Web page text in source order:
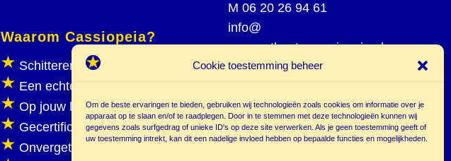
Cookie toestemming beheer
Om de beste ervaringen te bieden, gebruiken wij technologieën zoals cookies om informatie over je
apparaat op te slaan en/of te raadplegen. Door in te stemmen met deze technologieën kunnen wij
gegevens zoals surfgedrag of unieke ID's op deze site verwerken. Als je geen toestemming geeft of
uw toestemming intrekt, kan dit een nadelige invloed hebben op bepaalde functies en mogelijkheden.
Waarom Cassiopeia?
Schitterend poppenspel
Een echte poppenkast
Op jouw locatie
Gecertificeerd
Onvergetelijk plezier
M 06 20 26 94 61
info@
poppentheatercassiopeia.nl